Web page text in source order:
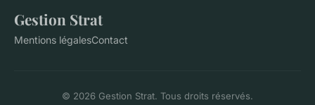
Gestion Strat
Mentions légalesContact
© 2026 Gestion Strat. Tous droits réservés.